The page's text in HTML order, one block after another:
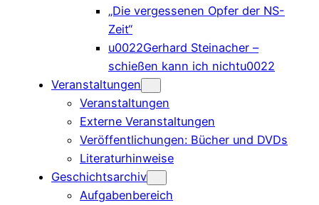
„Die vergessenen Opfer der NS-
Zeit“
u0022Gerhard Steinacher –
schießen kann ich nichtu0022
Veranstaltungen
Veranstaltungen
Externe Veranstaltungen
Veröffentlichungen: Bücher und DVDs
Literaturhinweise
Geschichtsarchiv
Aufgabenbereich